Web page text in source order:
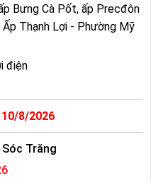
Bưng Cà Pốt, ấp Precđôn
Ấp Thạnh Lợi - Phường Mỹ
điện
8/2026
Trăng